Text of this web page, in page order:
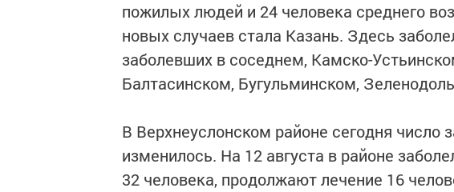
пожилых людей и 24 человека среднего
новых случаев стала Казань. Здесь
заболевших в соседнем, Камско-
Балтасинском, Бугульминском,
В Верхнеуслонском районе сегодня число
изменилось. На 12 августа в районе
32 человека, продолжают лечение 16